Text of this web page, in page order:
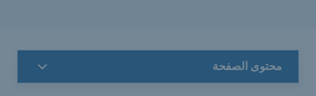
محتوى الصفحة